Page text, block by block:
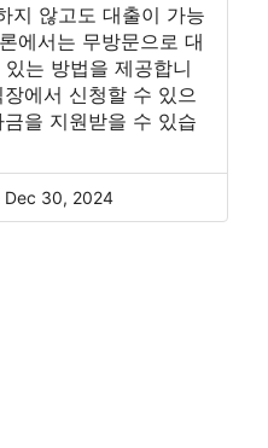
지 않고도 대출이 가능
에서는 무방문으로 대
는 방법을 제공합니
에서 신청할 수 있으
을 지원받을 수 있습
Dec 30, 2024